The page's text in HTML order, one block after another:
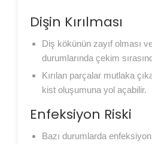
Dişin Kırılması
Diş kökünün zayıf olması
durumlarında çekim
Kırılan parçalar mutlaka
kist oluşumuna yol açabilir.
Enfeksiyon Riski
Bazı durumlarda